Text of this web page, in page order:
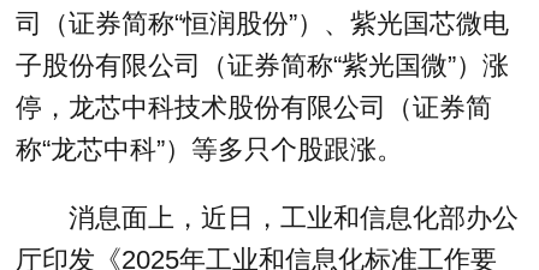
司（证券简称“恒润股份”）、紫光国芯微电
子股份有限公司（证券简称“紫光国微”）涨
停，龙芯中科技术股份有限公司（证券简
称“龙芯中科”）等多只个股跟涨。
消息面上，近日，工业和信息化部办公
厅印发《2025年工业和信息化标准工作要